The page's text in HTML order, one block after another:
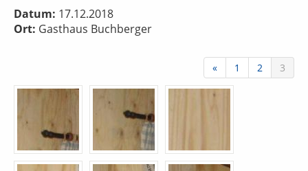
Datum: 17.12.2018
Ort: Gasthaus Buchberger
« 1 2 3